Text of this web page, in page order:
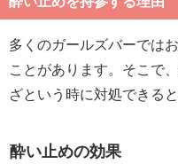
多くのガールズバーでは
ことがあります。そこで
ざという時に対処できる
酔い止めの効果